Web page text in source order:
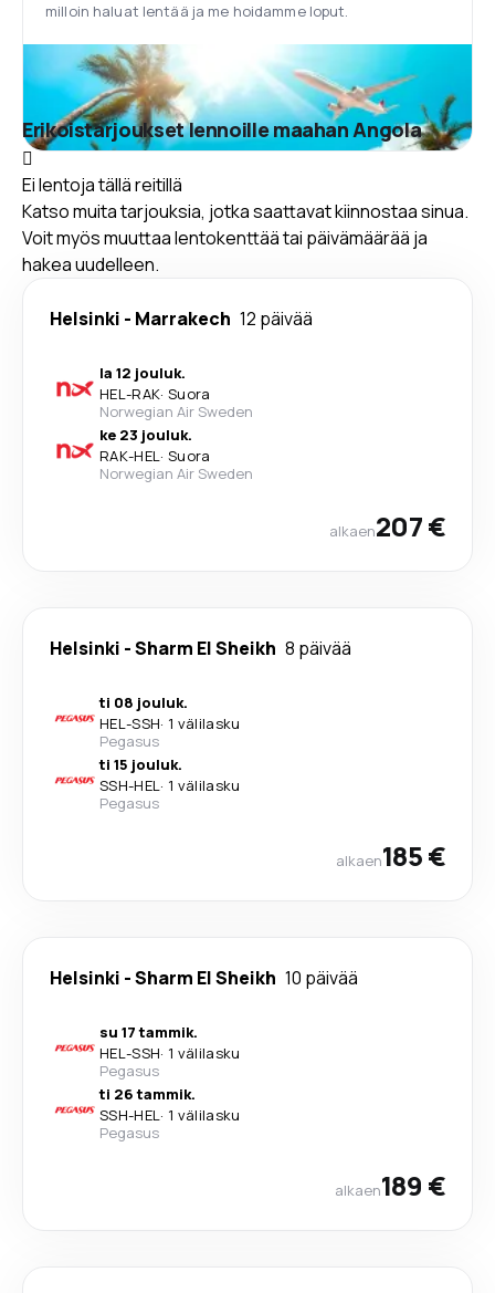
milloin haluat lentää ja me hoidamme loput.
Erikoistarjoukset lennoille maahan Angola
Ei lentoja tällä reitillä
Katso muita tarjouksia, jotka saattavat kiinnostaa sinua.
Voit myös muuttaa lentokenttää tai päivämäärää ja
hakea uudelleen.
Helsinki - Marrakech 12 päivää
la 12 jouluk.
HEL-RAK· Suora
Norwegian Air Sweden
ke 23 jouluk.
RAK-HEL· Suora
Norwegian Air Sweden
alkaen207 €
Helsinki -Sharm El Sheikh 8 päivää
ti 08 jouluk.
HEL-SSH· 1 välilasku
Pegasus
ti 15 jouluk.
SSH-HEL· 1 välilasku
Pegasus
alkaen185 €
Helsinki -Sharm El Sheikh 10 päivää
su 17 tammik.
HEL-SSH· 1 välilasku
Pegasus
ti 26 tammik.
SSH-HEL· 1 välilasku
Pegasus
alkaen189 €